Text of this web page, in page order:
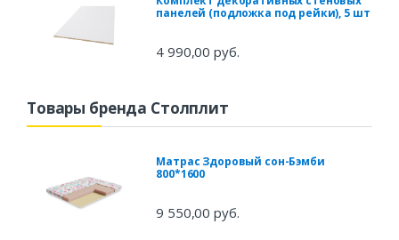
панелей (подложка под рейки), 5 шт
4 990,00 руб.
Товары бренда Столплит
Матрас Здоровый сон-Бэмби
800*1600
9 550,00 руб.